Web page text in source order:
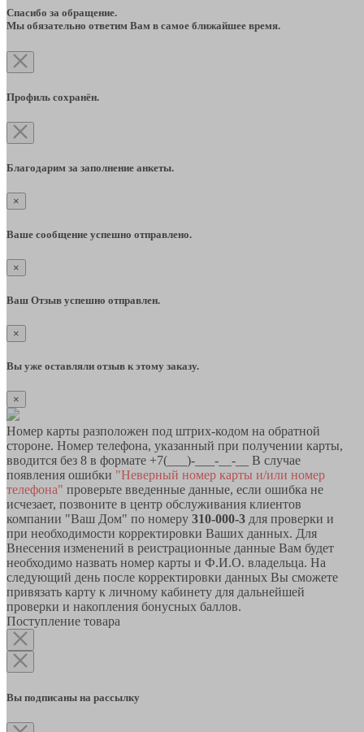
Спасибо за обращение.
Мы обязательно ответим Вам в самое ближайшее время.
Профиль сохранён.
Благодарим за заполнение анкеты.
×
Ваше сообщение успешно отправлено.
×
Ваш Отзыв успешно отправлен.
×
Вы уже оставляли отзыв к этому заказу.
×
Номер карты разположен под штрих-кодом на обратной
стороне. Номер телефона, указанный при получении карты,
вводится без 8 в формате +7(___)-___-__-__ В случае
появления ошибки "Неверный номер карты и/или номер
телефона" проверьте введенные данные, если ошибка не
исчезает, позвоните в центр обслуживания клиентов
компании "Ваш Дом" по номеру 310-000-3 для проверки и
при необходимости корректировки Ваших данных. Для
Внесения изменений в реистрационные данные Вам будет
необходимо назвать номер карты и Ф.И.О. владельца. На
следующий день после корректировки данных Вы сможете
привязать карту к личному кабинету для дальнейшей
проверки и накопления бонусных баллов.
Поступление товара
Вы подписаны на рассылку